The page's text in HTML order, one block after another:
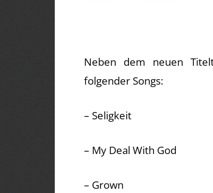
Neben dem neuen
folgender Songs:
– Seligkeit
– My Deal With God
– Grown